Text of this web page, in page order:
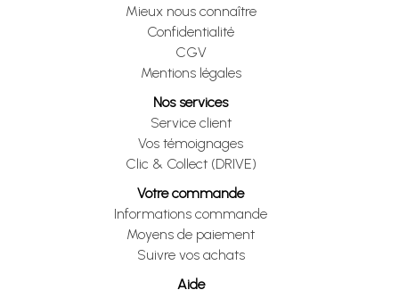
Mieux nous connaître
Confidentialité
CGV
Mentions légales
Nos services
Service client
Vos témoignages
Clic & Collect (DRIVE)
Votre commande
Informations commande
Moyens de paiement
Suivre vos achats
Aide